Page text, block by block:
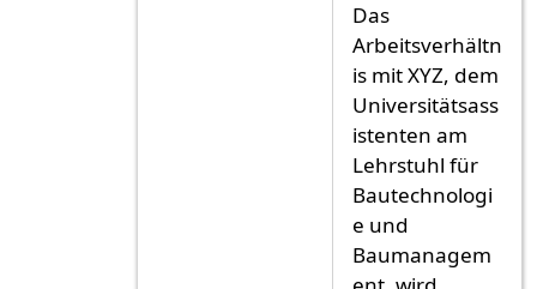
Das
Arbeitsverhältn
is mit XYZ, dem
Universitätsass
istenten am
Lehrstuhl für
Bautechnologi
e und
Baumanagem